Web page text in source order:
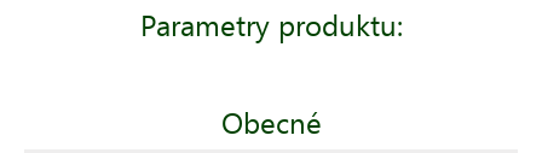
Parametry produktu:
Obecné